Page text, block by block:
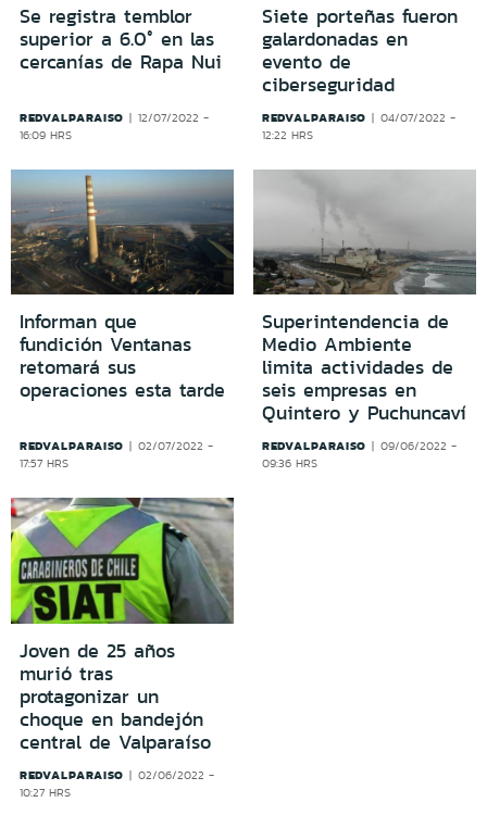
Se registra temblor
superior a 6.0° en las
cercanías de Rapa Nui
REDVALPARAISO
12/07/2022 -
16:09 HRS
Siete porteñas fueron
galardonadas en
evento de
ciberseguridad
REDVALPARAISO
04/07/2022 -
12:22 HRS
Informan que
fundición Ventanas
retomará sus
operaciones esta tarde
REDVALPARAISO
02/07/2022 -
17:57 HRS
Superintendencia de
Medio Ambiente
limita actividades de
seis empresas en
Quintero y Puchuncaví
REDVALPARAISO
09/06/2022 -
09:36 HRS
Joven de 25 años
murió tras
protagonizar un
choque en bandejón
central de Valparaíso
REDVALPARAISO
02/06/2022 -
10:27 HRS